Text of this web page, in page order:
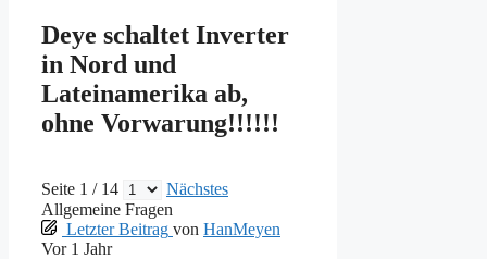
Deye schaltet Inverter
in Nord und
Lateinamerika ab,
ohne Vorwarung!!!!!!
Seite 1 / 14
Nächstes
Allgemeine Fragen
Letzter Beitrag von HanMeyen
Vor 1 Jahr